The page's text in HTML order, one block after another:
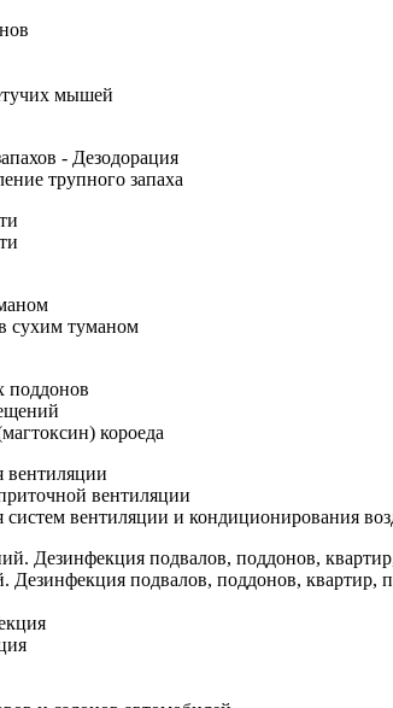
мышей
- Дезодорация
трупного запаха
сухим туманом
поддонов
короеда
вентиляции
вентиляции
вентиляции и кондиционирования
подвалов, поддонов, квартир,